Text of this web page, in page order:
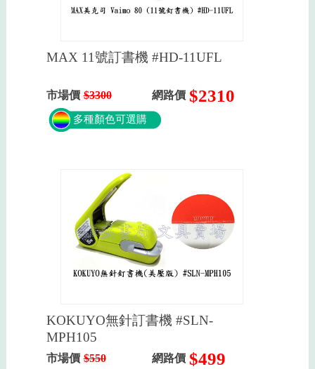
MAX 11號訂書機 #HD-11UFL
市場價 $3300 網路價 $2310
多種顏色可選購
KOKUYO無針訂書機 #SLN-
MPH105
市場價 $550 網路價 $499